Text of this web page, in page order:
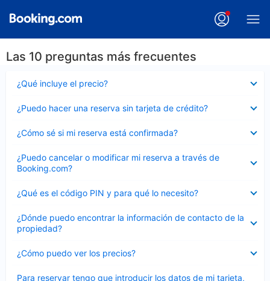
Las 10 preguntas más frecuentes
¿Qué incluye el precio?
cerrado
¿Puedo hacer una reserva sin tarjeta de crédito?
cerrado
¿Cómo sé si mi reserva está confirmada?
cerrado
¿Puedo cancelar o modificar mi reserva a través de
Booking.com?
cerrado
¿Qué es el código PIN y para qué lo necesito?
cerrado
¿Dónde puedo encontrar la información de contacto de la
propiedad?
cerrado
¿Cómo puedo ver los precios?
cerrado
Para reservar tengo que introducir los datos de mi tarjeta,